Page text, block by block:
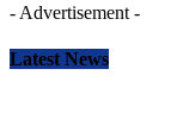
- Advertisement -
Latest News